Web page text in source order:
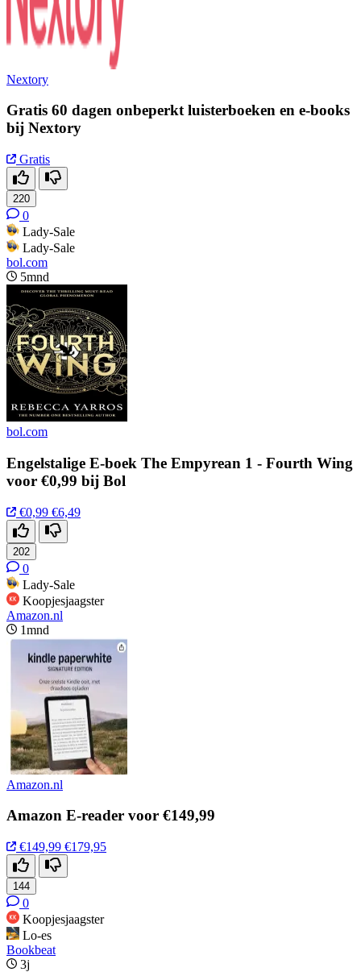
Nextory
Gratis 60 dagen onbeperkt luisterboeken en e-books
bij Nextory
Gratis
220
0
Lady-Sale
Lady-Sale
bol.com
5mnd
bol.com
Engelstalige E-boek The Empyrean 1 - Fourth Wing
voor €0,99 bij Bol
€0,99 €6,49
202
0
Lady-Sale
Koopjesjaagster
Amazon.nl
1mnd
Amazon.nl
Amazon E-reader voor €149,99
€149,99 €179,95
144
0
Koopjesjaagster
Lo-es
Bookbeat
3j